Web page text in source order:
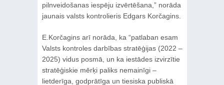
pilnveidošanas iespēju izvērtēšana,” norāda
jaunais valsts kontrolieris Edgars Korčagins.
E.Korčagins arī norāda, ka “patlaban esam
Valsts kontroles darbības stratēģijas (2022 –
2025) vidus posmā, un ka iestādes izvirzītie
stratēģiskie mērķi paliks nemainīgi –
lietderīga, godprātīga un tiesiska publiskā